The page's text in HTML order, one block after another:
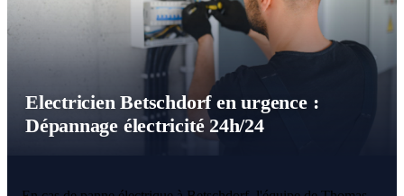
Electricien Betschdorf en urgence :
Dépannage électricité 24h/24